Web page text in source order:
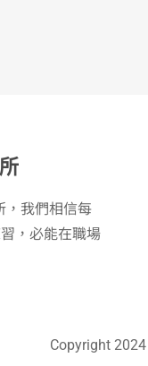
我們相信每
，必能在職場
Copyright